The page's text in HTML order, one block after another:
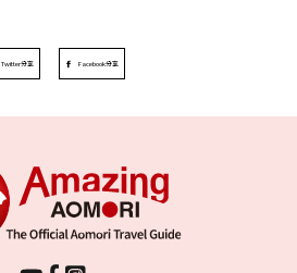
Twitter分享 Facebook分享